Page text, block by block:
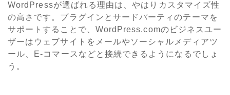
WordPressが選ばれる理由は、やはりカスタマイズ性
の高さです。プラグインとサードパーティのテーマを
サポートすることで、WordPress.comのビジネスユー
ザーはウェブサイトをメールやソーシャルメディアツ
ール、E-コマースなどと接続できるようになるでしょ
う。